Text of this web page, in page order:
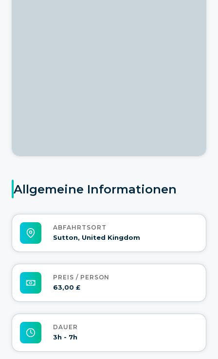
Allgemeine Informationen
ABFAHRTSORT
Sutton, United Kingdom
PREIS / PERSON
63,00 £
DAUER
3h - 7h